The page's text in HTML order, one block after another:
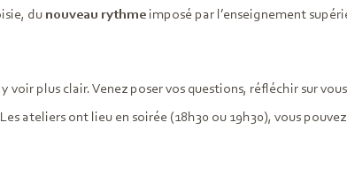
dunouveau rythmeimposé par l’enseignement
voir plus clair. Venez poser vos questions, réfléchir sur
ateliers ont lieu en soirée (18h30 ou 19h30), vous